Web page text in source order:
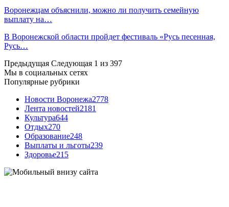
Воронежцам объяснили, можно ли получить семейную
выплату на…
В Воронежской области пройдет фестиваль «Русь песенная,
Русь…
Предыдущая Следующая 1 из 397
Мы в социальных сетях
Популярные рубрики
Новости Воронежа2778
Лента новостей2181
Культура644
Отдых270
Образование248
Выплаты и льготы239
Здоровье215